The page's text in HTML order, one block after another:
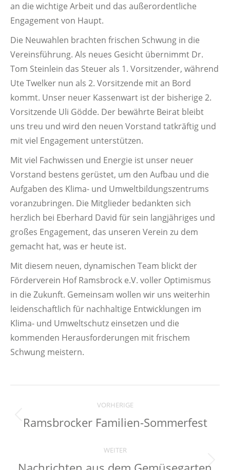
an die wichtige Arbeit und das außerordentliche
Engagement von Haupt.
Die Neuwahlen brachten frischen Schwung in die
Vereinsführung. Als neues Gesicht übernimmt Dr.
Tom Steinlein das Steuer als 1. Vorsitzender, während
Ute Twelker nun als 2. Vorsitzende mit an Bord
kommt. Unser neuer Kassenwart ist der bisherige 2.
Vorsitzende Uli Gödde. Der bewährte Beirat bleibt
uns treu und wird den neuen Vorstand tatkräftig und
mit viel Engagement unterstützen.
Mit viel Fachwissen und Energie ist unser neuer
Vorstand bestens gerüstet, um den Aufbau und die
Aufgaben des Klima- und Umweltbildungszentrums
voranzubringen. Die Mitglieder bedankten sich
herzlich bei Eberhard David für sein langjähriges und
großes Engagement, das unseren Verein zu dem
gemacht hat, was er heute ist.
Mit diesem neuen, dynamischen Team blickt der
Förderverein Hof Ramsbrock e.V. voller Optimismus
in die Zukunft. Gemeinsam wollen wir uns weiterhin
leidenschaftlich für nachhaltige Entwicklungen im
Klima- und Umweltschutz einsetzen und die
kommenden Herausforderungen mit frischem
Schwung meistern.
VORHERIGE
Vorheriger
Ramsbrocker Familien-Sommerfest
WEITER
Nächster